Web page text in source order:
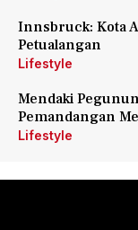
Innsbruck: Kota
Petualangan
Lifestyle
Mendaki
Pemandangan
Lifestyle